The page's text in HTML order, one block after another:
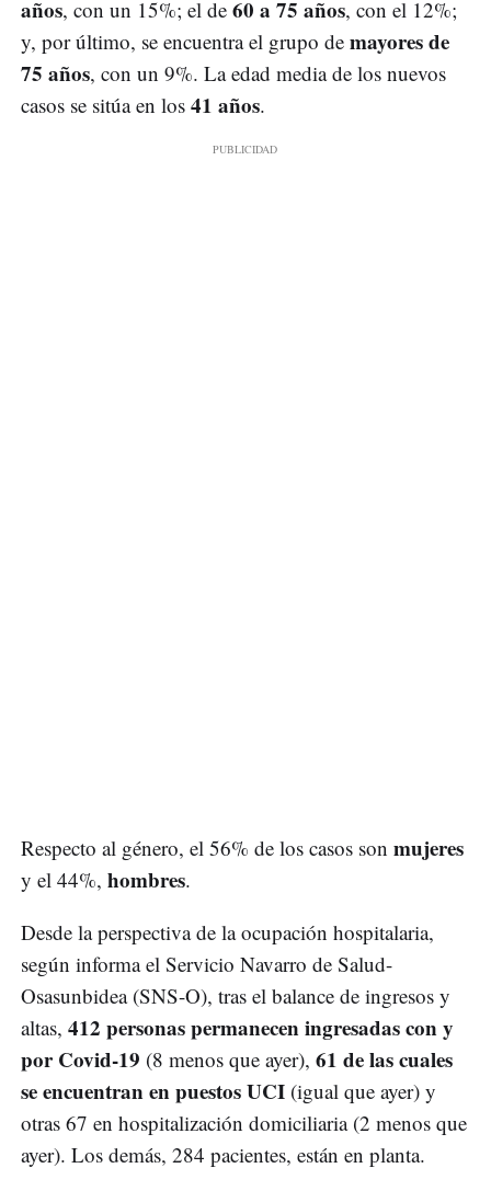
años, con un 15%; el de 60 a 75 años, con el 12%;
y, por último, se encuentra el grupo de mayores de
75 años, con un 9%. La edad media de los nuevos
casos se sitúa en los 41 años.
Respecto al género, el 56% de los casos son mujeres
y el 44%, hombres.
Desde la perspectiva de la ocupación hospitalaria,
según informa el Servicio Navarro de Salud-
Osasunbidea (SNS-O), tras el balance de ingresos y
altas, 412 personas permanecen ingresadas con y
por Covid-19 (8 menos que ayer), 61 de las cuales
se encuentran en puestos UCI (igual que ayer) y
otras 67 en hospitalización domiciliaria (2 menos que
ayer). Los demás, 284 pacientes, están en planta.